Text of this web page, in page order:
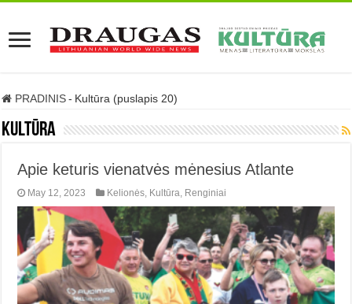
PRADINIS - Kultūra (puslapis 20)
Kultūra
Apie keturis vienatvės mėnesius Atlante
May 12, 2023 Kelionės, Kultūra, Renginiai